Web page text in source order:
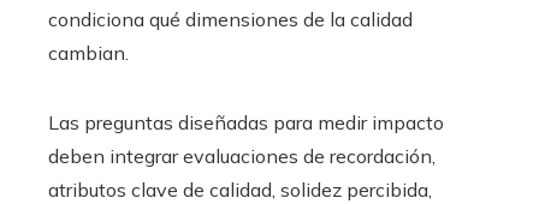
condiciona qué dimensiones de la calidad
cambian.
Las preguntas diseñadas para medir impacto
deben integrar evaluaciones de recordación,
atributos clave de calidad, solidez percibida,